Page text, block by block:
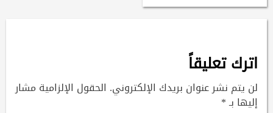
اترك تعليقاً
لن يتم نشر عنوان بريدك الإلكتروني. الحقول الإلزامية مشار
إليها بـ*